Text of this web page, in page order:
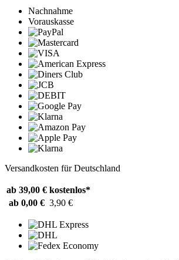
Nachnahme
Vorauskasse
Versandkosten für Deutschland
ab 39,00 € kostenlos*
ab 0,00 € 3,90 €